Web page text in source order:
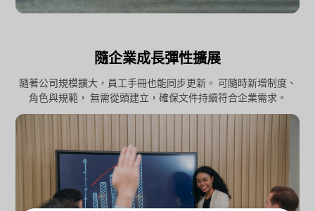
隨企業成長彈性擴展
隨著公司規模擴大，員工手冊也能同步更新。 可隨時新增制度、
角色與規範， 無需從頭建立，確保文件持續符合企業需求。